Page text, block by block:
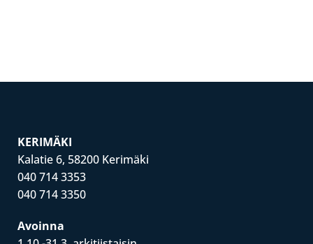
KERIMÄKI
Kalatie 6, 58200 Kerimäki
040 714 3353
040 714 3350
Avoinna